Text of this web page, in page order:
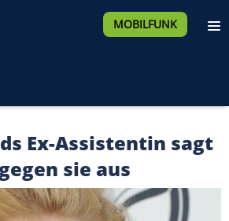
MOBILFUNK
Ex-Assistentin sagt
sie aus